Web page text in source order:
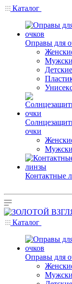
Каталог
Оправы для
Детские
очки
Контактные
Каталог
Оправы для